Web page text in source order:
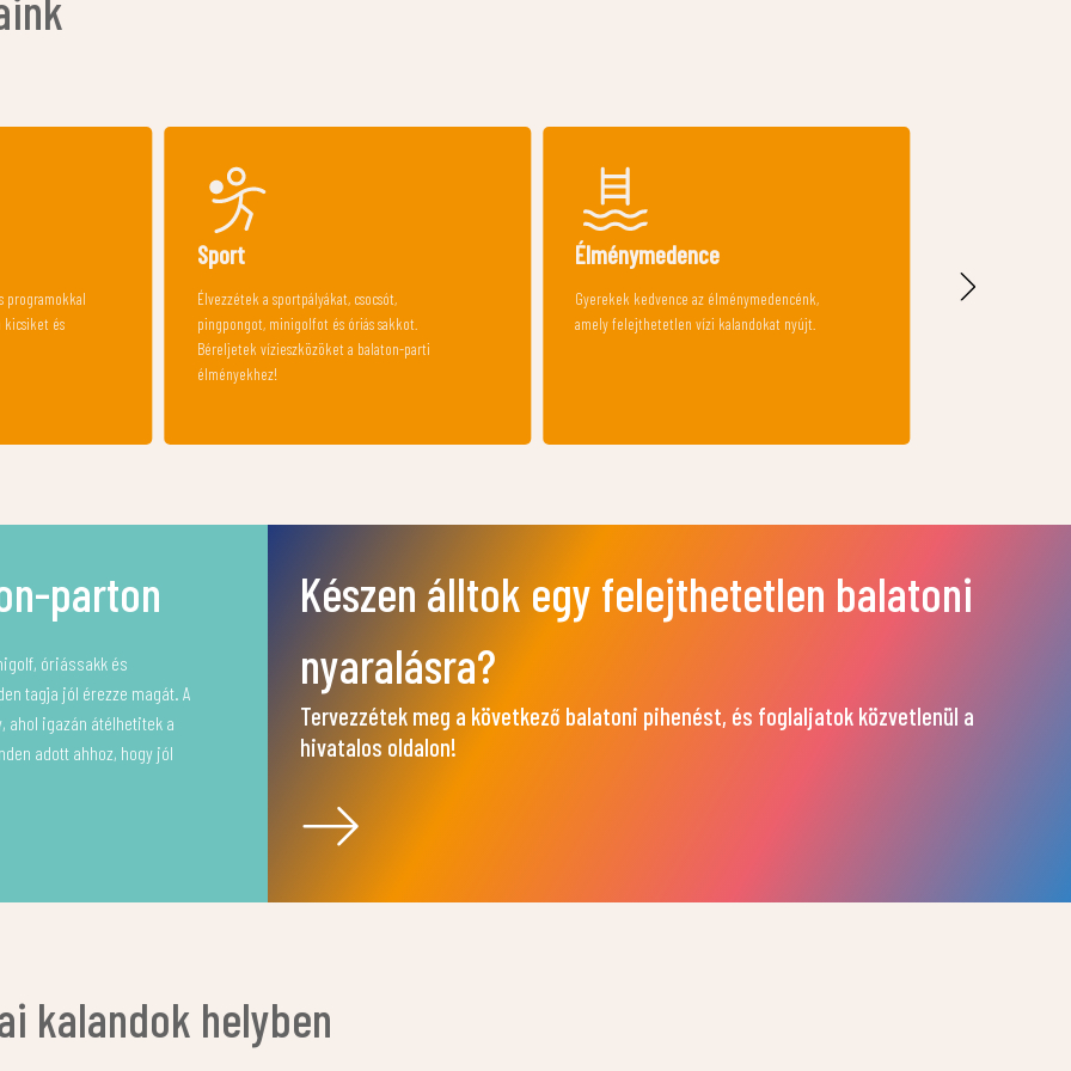
Élménymedence
Gyerekek kedvence az élménymedencénk,
amely felejthetetlen vízi kalandokat nyújt.
Mosó- és szárítógép
Mosodénkban mosógépet és szárítógépet is
találtok. Zsetont a recepción vásárolhattok.
parti
parton
óriássakk és
tagja jól érezze magát. A
ahol igazán átélhetitek a
adott ahhoz, hogy jól
Készen álltok egy felejthetetlen balatoni
nyaralásra?
Tervezzétek meg a következő balatoni pihenést, és foglaljatok közvetlenül a
hivatalos oldalon!
kalandok helyben